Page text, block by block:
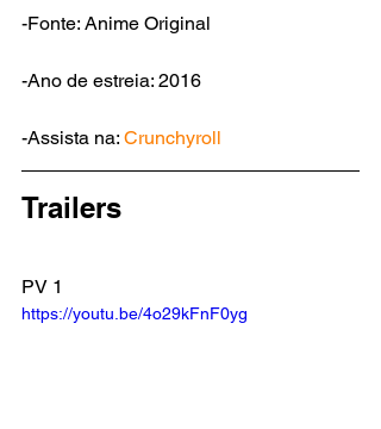
-Fonte: Anime Original
-Ano de estreia: 2016
-Assista na: Crunchyroll
Trailers
PV 1
https://youtu.be/4o29kFnF0yg